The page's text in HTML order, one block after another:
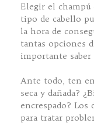
Elegir el champú
tipo de cabello
la hora de
tantas opciones
importante saber
Ante todo, ten
seca y dañada?
encrespado?
para tratar